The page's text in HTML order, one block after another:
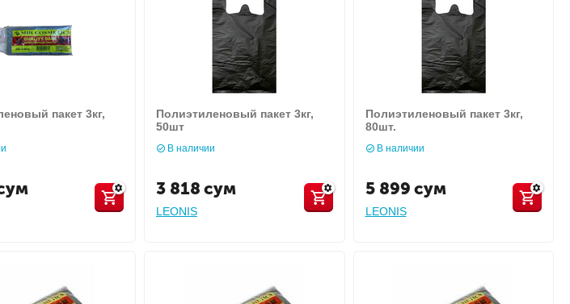
пакет 3кг,
Полиэтиленовый пакет 3кг,
50шт
В наличии
3 818 сум
LEONIS
Полиэтиленовый пакет 3кг,
80шт.
В наличии
5 899 сум
LEONIS